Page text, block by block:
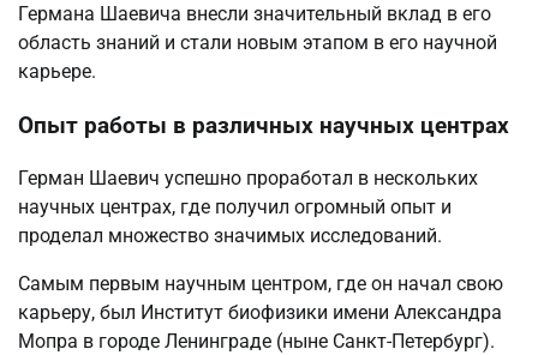
Германа Шаевича внесли значительный вклад в его
область знаний и стали новым этапом в его научной
карьере.
Опыт работы в различных научных центрах
Герман Шаевич успешно проработал в нескольких
научных центрах, где получил огромный опыт и
проделал множество значимых исследований.
Самым первым научным центром, где он начал свою
карьеру, был Институт биофизики имени Александра
Мопра в городе Ленинграде (ныне Санкт-Петербург).